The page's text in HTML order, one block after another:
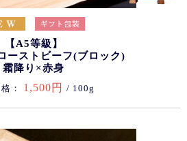
【A5等級】
ーストビーフ(ブロック)
霜降り×赤身
： 1,500円 / 100g